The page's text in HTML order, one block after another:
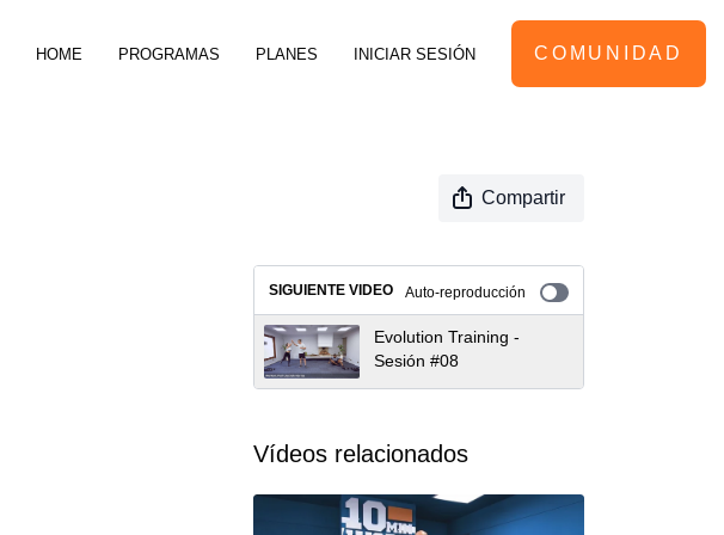
HOME PROGRAMAS PLANES INICIAR SESIÓN COMUNIDAD
Compartir
SIGUIENTE VIDEO Auto-reproducción
Evolution Training -
Sesión #08
Vídeos relacionados